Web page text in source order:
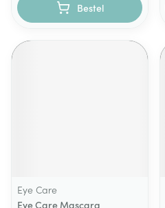
Bestel
Eye Care
Eye Care Mascara